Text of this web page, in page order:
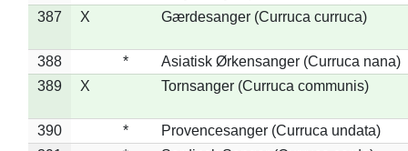
387
X Gærdesanger (Curruca curruca)
388 *
Asiatisk Ørkensanger (Curruca nana)
389
X Tornsanger (Curruca communis)
390 *
Provencesanger (Curruca undata)